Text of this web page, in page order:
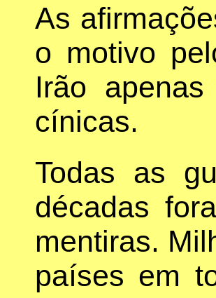
As
o motivo
Irão
cínicas.
Todas as
décadas
mentiras.
países em